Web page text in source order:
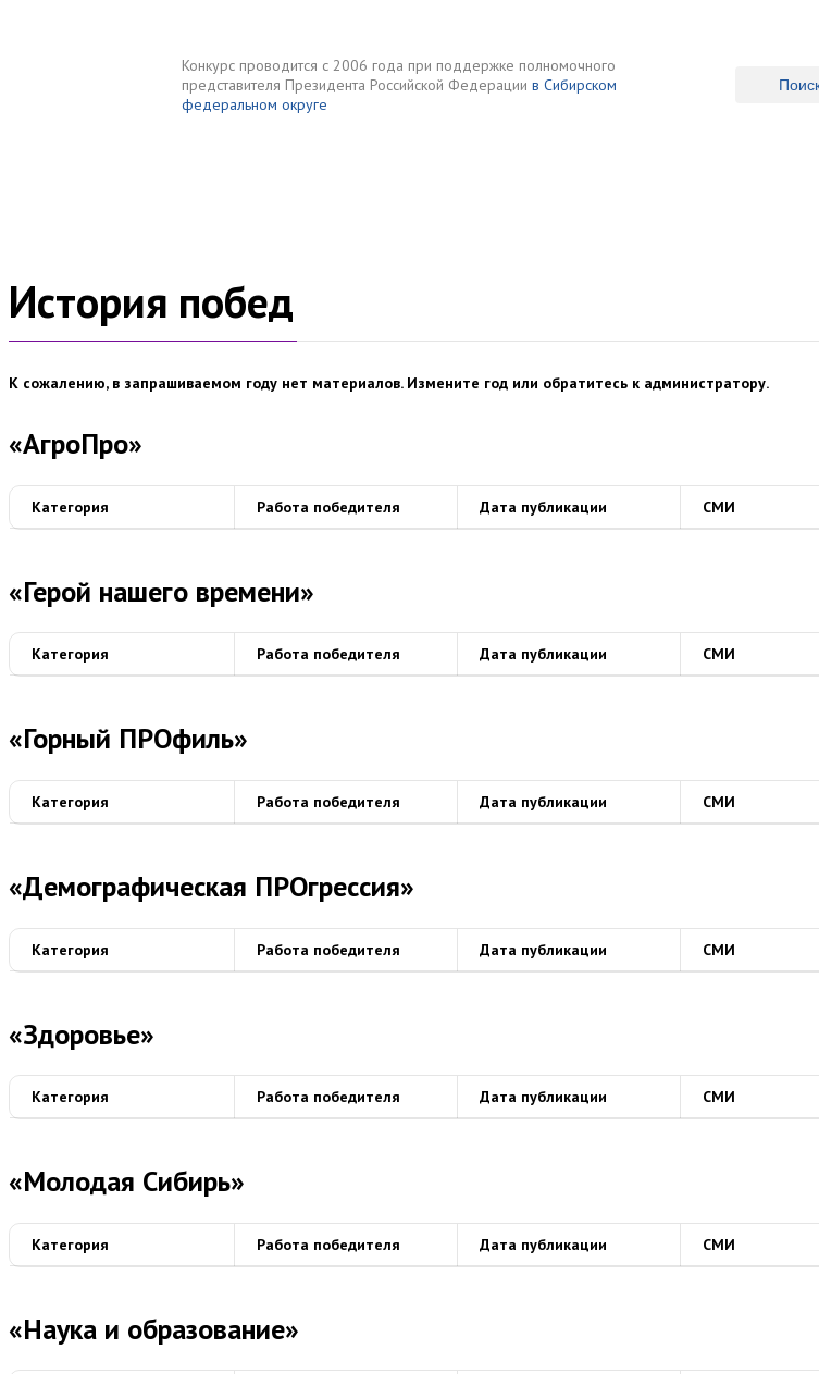
Конкурс проводится с 2006 года при поддержке полномочного
представителя Президента Российской Федерации в Сибирском
федеральном округе
История побед
К сожалению, в запрашиваемом году нет материалов. Измените год или обратитесь к администратору.
«АгроПро»
Категория Работа победителя Дата публикации СМИ
«Герой нашего времени»
Категория Работа победителя Дата публикации СМИ
«Горный ПРОфиль»
Категория Работа победителя Дата публикации СМИ
«Демографическая ПРОгрессия»
Категория Работа победителя Дата публикации СМИ
«Здоровье»
Категория Работа победителя Дата публикации СМИ
«Молодая Сибирь»
Категория Работа победителя Дата публикации СМИ
«Наука и образование»